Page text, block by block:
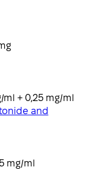
ml + 0,25 mg/ml
and
mg/ml